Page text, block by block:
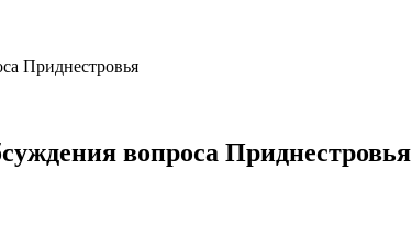
вопроса Приднестровья